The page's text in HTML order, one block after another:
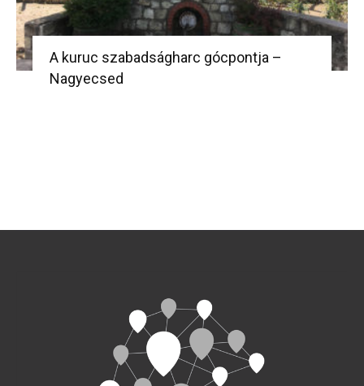
A kuruc szabadságharc gócpontja –
Nagyecsed